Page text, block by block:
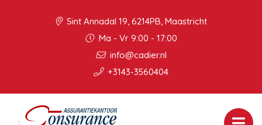
Sint Annadal 19, 6214PB, Maastricht
Ma - Vr 9:00 - 17:00
info@cadier.nl
+3143-3560404